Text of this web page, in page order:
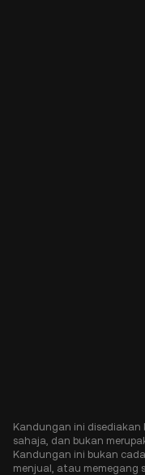
Kandungan ini
sahaja, dan bukan
Kandungan ini bukan
menjual, atau memegang